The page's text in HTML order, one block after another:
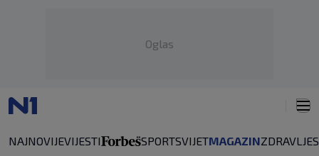
Oglas
NAJNOVIJEVIJESTI SPORTSVIJETMAGAZINZDRAVLJE